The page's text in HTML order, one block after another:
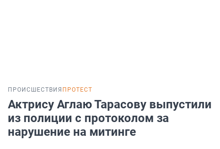
ПРОИСШЕСТВИЯ ПРОТЕСТ
Актрису Аглаю Тарасову выпустили
из полиции с протоколом за
нарушение на митинге